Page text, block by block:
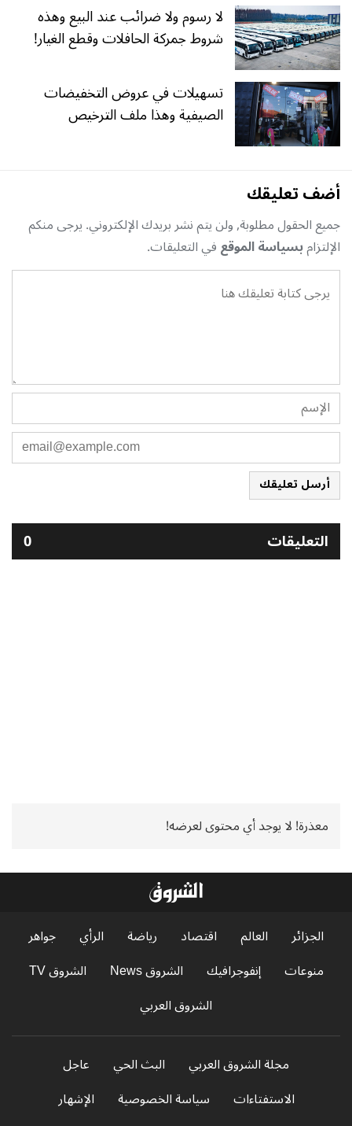
لا رسوم ولا ضرائب عند البيع وهذه
شروط جمركة الحافلات وقطع الغيار!
تسهيلات في عروض التخفيضات
الصيفية وهذا ملف الترخيص
أضف تعليقك
جميع الحقول مطلوبة, ولن يتم نشر بريدك الإلكتروني. يرجى منكم
الإلتزامبسياسة الموقعفي التعليقات.
أرسل تعليقك
التعليقات 0
معذرة! لا يوجد أي محتوى لعرضه!
الجزائر العالم اقتصاد رياضة الرأي
جواهر
منوعات
إنفوجرافيك الشروق News
الشروق TV
الشروق العربي
مجلة الشروق العربي البث الحي
عاجل
الاستفتاءات
سياسة الخصوصية الإشهار